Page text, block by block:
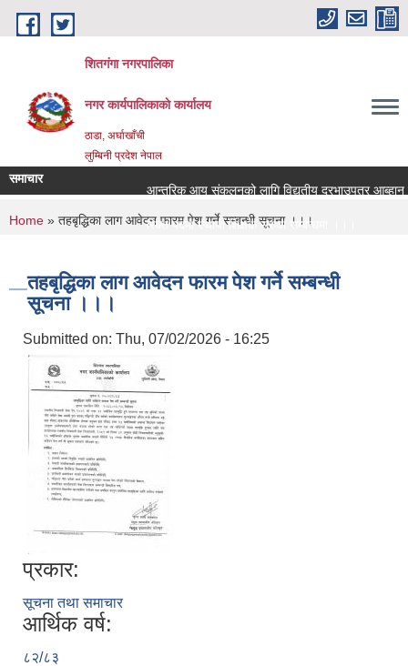
Skip to main content
शितगंगा नगरपालिका
नगर कार्यपालिकाकाे कार्यालय
ठाडा, अर्घाखाँची
लुम्बिनी प्रदेश नेपाल
समाचार
आन्तरिक आय संकलनको लागि विद्युतीय दरभाउपत्र आब्हान
रिक्त पदमा स्थायी शिक्षक सरुवा सम्बन्धमा ।।।
You are here
Home » तहबृद्धिका लाग आवेदन फारम पेश गर्ने सम्बन्धी सूचना ।।।
तहबृद्धिका लाग आवेदन फारम पेश गर्ने सम्बन्धी
सूचना ।।।
Submitted on: Thu, 07/02/2026 - 16:25
प्रकार:
सूचना तथा समाचार
आर्थिक वर्ष:
८२/८३